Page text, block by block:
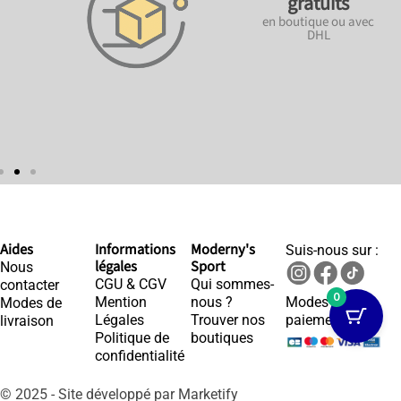
en boutique ou avec
DHL
Aides
Nous
contacter
Modes de
livraison
Informations
légales
CGU & CGV
Mention
Légales
Politique de
confidentialité
Moderny's
Sport
Qui sommes-
nous ?
Trouver nos
boutiques
Suis-nous sur :
Modes de
paiements :
© 2025 - Site développé par Marketify
0